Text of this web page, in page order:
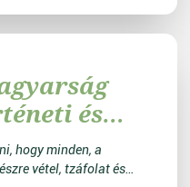
és
hogy minden, a
vétel, tzáfolat és